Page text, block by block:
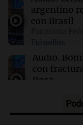
Silverstone
Las plantas
embellecen tu
argentino
con Brasil
Episodios
Audio.
con
Rosa
Audio.